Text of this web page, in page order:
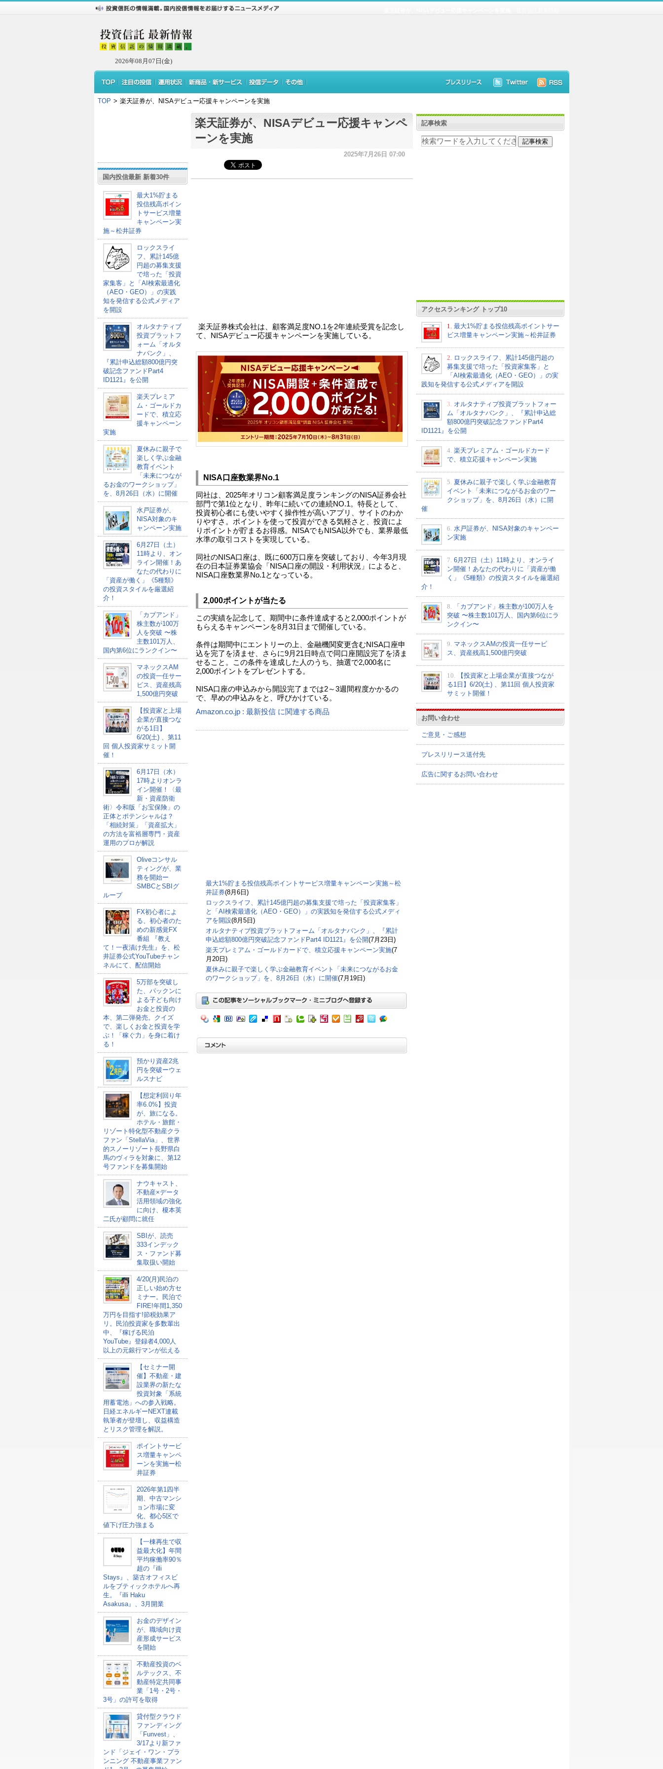
2026年08月07日(金)
TOP > 楽天証券が、NISAデビュー応援キャンペーンを実施
国内投信最新 新着30件
最大1%貯まる
投信残高ポイン
トサービス増量
キャンペーン実
施～松井証券
ロックスライ
フ、累計145億
円超の募集支援
で培った「投資
家集客」と「AI検索最適化
（AEO・GEO）」の実践
知を発信する公式メディア
を開設
オルタナティブ
投資プラットフ
ォーム「オルタ
ナバンク」、
『累計申込総額800億円突
破記念ファンドPart4
ID1121』を公開
楽天プレミア
ム・ゴールドカ
ードで、積立応
援キャンペーン
実施
夏休みに親子で
楽しく学ぶ金融
教育イベント
「未来につなが
るお金のワークショップ」
を、8月26日（水）に開催
水戸証券が、
NISA対象のキ
ャンペーン実施
6月27日（土）
11時より、オン
ライン開催！あ
なたの代わりに
「資産が働く」《5種類》
の投資スタイルを厳選紹
介！
「カブアンド」
株主数が100万
人を突破 〜株
主数101万人、
国内第6位にランクイン〜
マネックスAM
の投資一任サー
ビス、資産残高
1,500億円突破
【投資家と上場
企業が直接つな
がる1日】
6/20(土) 、第11
回 個人投資家サミット開
催！
6月17日（水）
17時よりオンラ
イン開催！〈最
新・資産防衛
術〉令和版「お宝保険」の
正体とポテンシャルは？
「相続対策」「資産拡大」
の方法を富裕層専門・資産
運用のプロが解説
Oliveコンサル
ティングが、業
務を開始ー
SMBCとSBIグ
ループ
FX初心者によ
る、初心者のた
めの新感覚FX
番組 『教え
て！一夜漬け先生』を、松
井証券公式YouTubeチャン
ネルにて、配信開始
5万部を突破し
た、パックンに
よる子ども向け
お金と投資の
本、第二弾発売。クイズ
で、楽しくお金と投資を学
ぶ！「稼ぐ力」を身に着け
る！
預かり資産2兆
円を突破ーウェ
ルスナビ
【想定利回り年
率6.0%】投資
が、旅になる。
ホテル・旅館・
リゾート特化型不動産クラ
ファン「StellaVia」、世界
的スノーリゾート長野県白
馬のヴィラを対象に、第12
号ファンドを募集開始
ナウキャスト、
不動産×データ
活用領域の強化
に向け、榎本英
二氏が顧問に就任
SBIが、読売
333インデック
ス・ファンド募
集取扱い開始
4/20(月)民泊の
正しい始め方セ
ミナー。民泊で
FIRE!年間1,350
万円を目指す!節税効果ア
リ。民泊投資家を多数輩出
中、『稼げる民泊
YouTube』登録者4,000人
以上の元銀行マンが伝える
【セミナー開
催】不動産・建
設業界の新たな
投資対象「系統
用蓄電池」への参入戦略。
日経エネルギーNEXT連載
執筆者が登壇し、収益構造
とリスク管理を解説。
ポイントサービ
ス増量キャンペ
ーンを実施ー松
井証券
2026年第1四半
期、中古マンシ
ョン市場に変
化、都心5区で
値下げ圧力強まる
【一棟再生で収
益最大化】年間
平均稼働率90％
超の『illi
Stays』、築古オフィスビ
ルをブティックホテルへ再
生。『illi Haku
Asakusa』、3月開業
お金のデザイン
が、職域向け資
産形成サービス
を開始
不動産投資のベ
ルテックス、不
動産特定共同事
業「1号・2号・
3号」の許可を取得
貸付型クラウド
ファンディング
「Funvest」、
3/17より新ファ
ンド「ジェイ・ワン・プラ
ンニング 不動産事業ファン
楽天証券が、NISAデビュー応援キャンペ
ーンを実施
2025年7月26日 07:00
楽天証券株式会社は、顧客満足度NO.1を2年連続受賞を記念し
て、NISAデビュー応援キャンペーンを実施している。
NISA口座数業界No.1
同社は、2025年オリコン顧客満足度ランキングのNISA証券会社
部門で第1位となり、昨年に続いての連続NO.1。特長として、
投資初心者にも使いやすく操作性が高いアプリ、サイトのわか
りやすさ。ポイントを使って投資ができる気軽さと、投資によ
りポイントが貯まるお得感。NISAでもNISA以外でも、業界最低
水準の取引コストを実現している。
同社のNISA口座は、既に600万口座を突破しており、今年3月現
在の日本証券業協会「NISA口座の開設・利用状況」によると、
NISA口座数業界No.1となっている。
2,000ポイントが当たる
この実績を記念して、期間中に条件達成すると2,000ポイントが
もらえるキャンペーンを8月31日まで開催している。
条件は期間中にエントリーの上、金融機関変更含むNISA口座申
込を完了を済ませ、さらに9月21日時点で同口座開設完了を済ま
せること。この条件を達成した人のうち、抽選で2,000名に
2,000ポイントをプレゼントする。
NISA口座の申込みから開設完了までは2～3週間程度かかるの
で、早めの申込みをと、呼びかけている。
Amazon.co.jp : 最新投信 に関連する商品
最大1%貯まる投信残高ポイントサービス増量キャンペーン実施～松
井証券(8月6日)
ロックスライフ、累計145億円超の募集支援で培った「投資家集客」
と「AI検索最適化（AEO・GEO）」の実践知を発信する公式メディ
アを開設(8月5日)
オルタナティブ投資プラットフォーム「オルタナバンク」、『累計
申込総額800億円突破記念ファンドPart4 ID1121』を公開(7月23日)
楽天プレミアム・ゴールドカードで、積立応援キャンペーン実施(7
月20日)
夏休みに親子で楽しく学ぶ金融教育イベント「未来につながるお金
のワークショップ」を、8月26日（水）に開催(7月19日)
記事検索
アクセスランキング トップ10
1.
最大1%貯まる投信残高ポイントサー
ビス増量キャンペーン実施～松井証券
2.
ロックスライフ、累計145億円超の
募集支援で培った「投資家集客」と
「AI検索最適化（AEO・GEO）」の実
践知を発信する公式メディアを開設
3. オルタナティブ投資プラットフォー
ム「オルタナバンク」、『累計申込総
額800億円突破記念ファンドPart4
ID1121』を公開
4. 楽天プレミアム・ゴールドカード
で、積立応援キャンペーン実施
5. 夏休みに親子で楽しく学ぶ金融教育
イベント「未来につながるお金のワー
クショップ」を、8月26日（水）に開
催
6. 水戸証券が、NISA対象のキャンペー
ン実施
7. 6月27日（土）11時より、オンライ
ン開催！あなたの代わりに「資産が働
く」《5種類》の投資スタイルを厳選紹
介！
8.
「カブアンド」株主数が100万人を
突破 〜株主数101万人、国内第6位にラ
ンクイン〜
9. マネックスAMの投資一任サービ
ス、資産残高1,500億円突破
10.
【投資家と上場企業が直接つなが
る1日】6/20(土) 、第11回 個人投資家
サミット開催！
お問い合わせ
ご意見・ご感想
プレスリリース送付先
広告に関するお問い合わせ